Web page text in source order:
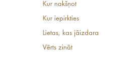
Kur nakšņot
Kur iepirkties
Lietas, kas jāizdara
Vērts zināt